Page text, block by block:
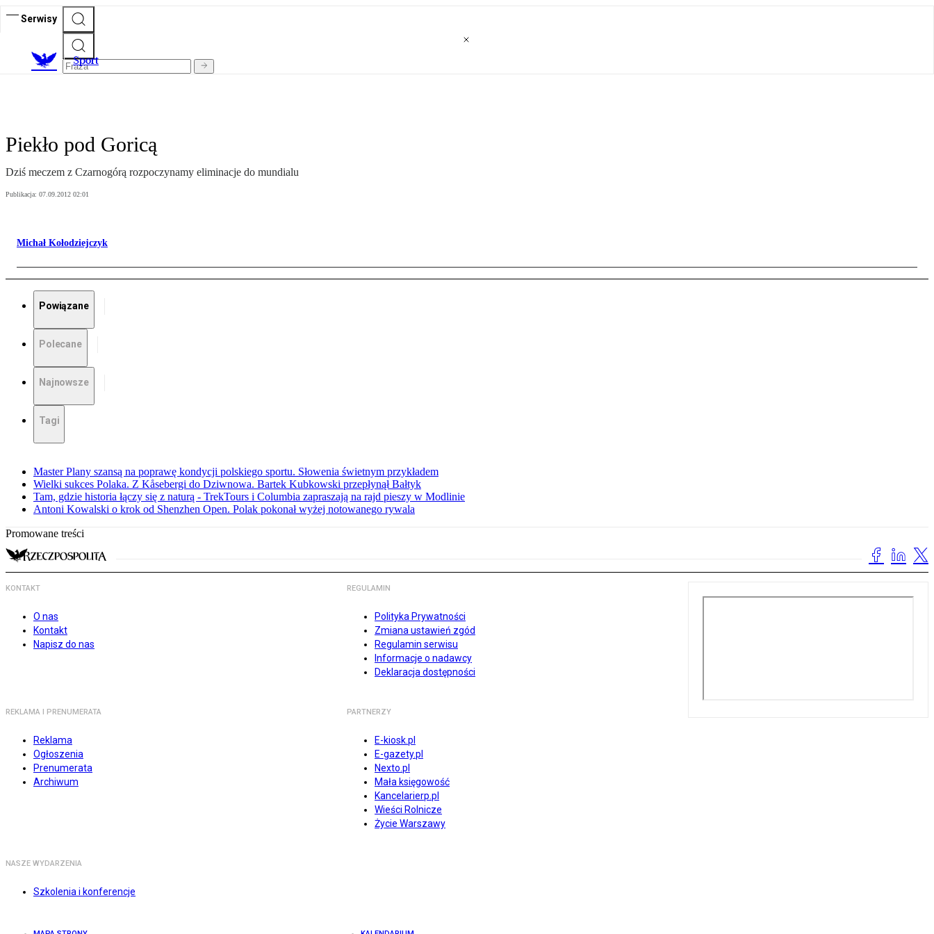
Serwisy
Sport
Piekło pod Goricą
Dziś meczem z Czarnogórą rozpoczynamy eliminacje do mundialu
Publikacja: 07.09.2012 02:01
Michał Kołodziejczyk
Powiązane
Polecane
Najnowsze
Tagi
Master Plany szansą na poprawę kondycji polskiego sportu. Słowenia świetnym przykładem
Wielki sukces Polaka. Z Kåsebergi do Dziwnowa. Bartek Kubkowski przepłynął Bałtyk
Tam, gdzie historia łączy się z naturą - TrekTours i Columbia zapraszają na rajd pieszy w Modlinie
Antoni Kowalski o krok od Shenzhen Open. Polak pokonał wyżej notowanego rywala
Promowane treści
KONTAKT
O nas
Kontakt
Napisz do nas
REGULAMIN
Polityka Prywatności
Zmiana ustawień zgód
Regulamin serwisu
Informacje o nadawcy
Deklaracja dostępności
REKLAMA I PRENUMERATA
Reklama
Ogłoszenia
Prenumerata
Archiwum
PARTNERZY
E-kiosk.pl
E-gazety.pl
Nexto.pl
Mała księgowość
Kancelarierp.pl
Wieści Rolnicze
Życie Warszawy
NASZE WYDARZENIA
Szkolenia i konferencje